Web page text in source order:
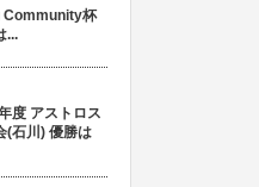
Community杯
...
度 アストロス
(石川) 優勝は